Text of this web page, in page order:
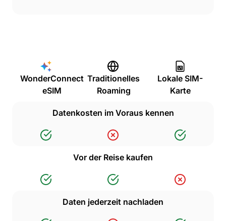
WonderConnect
eSIM
Traditionelles
Roaming
Lokale SIM-
Karte
Datenkosten im Voraus kennen
Vor der Reise kaufen
Daten jederzeit nachladen